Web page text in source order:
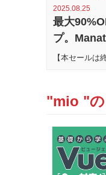
2025.08.25
最大
プ。
【本セールは
"mio "